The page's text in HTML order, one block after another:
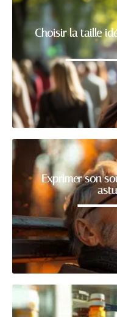
Choisir la taille
Exprimer son